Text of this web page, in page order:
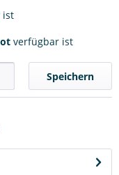
ist
verfügbar ist
Speichern